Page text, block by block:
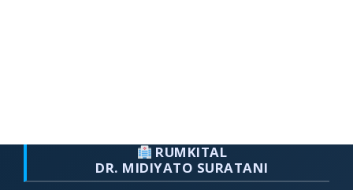
RUMKITAL
DR. MIDIYATO SURATANI